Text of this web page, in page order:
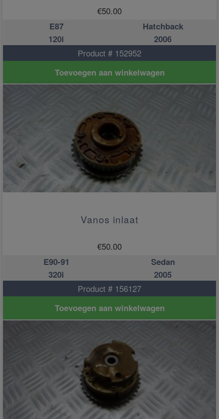
€50.00
E87
Hatchback
120i
2006
Product # 152952
Toevoegen aan winkelwagen
Vanos inlaat
€50.00
E90-91
Sedan
320i
2005
Product # 156127
Toevoegen aan winkelwagen